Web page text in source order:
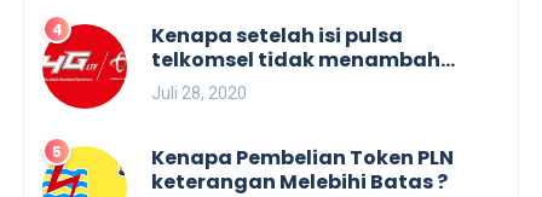
Kenapa setelah isi pulsa
telkomsel tidak menambah
masa aktif
Juli 28, 2020
Kenapa Pembelian Token PLN
keterangan Melebihi Batas ?